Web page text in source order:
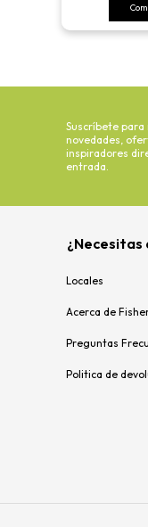
Suscríbete
novedades,
inspiradores
entrada.
¿Necesitas
Locales
Acerca de
Preguntas
Politica de